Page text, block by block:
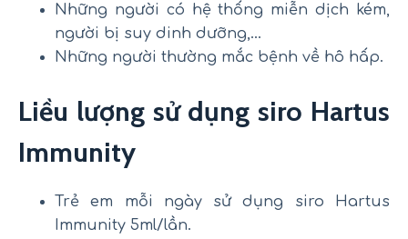
Những người có hệ thống miễn dịch kém,
người bị suy dinh dưỡng,…
Những người thường mắc bệnh về hô hấp.
Liều lượng sử dụng siro Hartus
Immunity
Trẻ em mỗi ngày sử dụng siro Hartus
Immunity 5ml/lần.